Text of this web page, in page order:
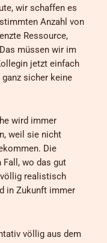
wir schaffen es
Anzahl von
Ressource,
müssen wir im
jetzt einfach
sicher keine
wird immer
weil sie nicht
Die
Fall, wo das gut
realistisch
in Zukunft immer
völlig aus dem